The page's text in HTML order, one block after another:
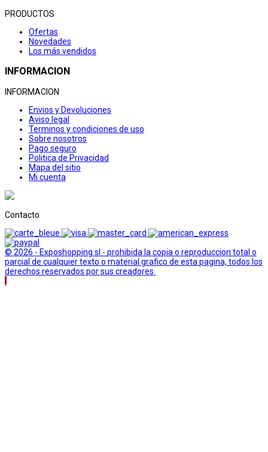
PRODUCTOS
Ofertas
Novedades
Los más vendidos
INFORMACION
INFORMACION
Envios y Devoluciones
Aviso legal
Terminos y condiciones de uso
Sobre nosotros
Pago seguro
Politica de Privacidad
Mapa del sitio
Mi cuenta
Contacto
© 2026 - Exposhopping sl - prohibida la copia o reproduccion total o
parcial de cualquier texto o material grafico de esta pagina, todos los
derechos reservados por sus creadores.